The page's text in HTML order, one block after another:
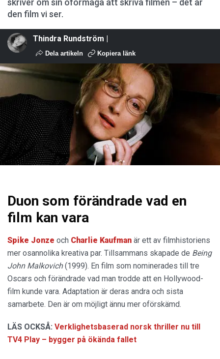
den film vi ser.
Thindra Rundström |
Dela artikeln Kopiera länk
Duon som förändrade vad en
film kan vara
Spike Jonze och Charlie Kaufman är ett av filmhistoriens
mer osannolika kreativa par. Tillsammans skapade de Being
John Malkovich(1999). En film som nominerades till tre
Oscars och förändrade vad man trodde att en Hollywood-
film kunde vara. Adaptation är deras andra och sista
samarbete. Den är om möjligt ännu mer oförskämd.
LÄS OCKSÅ: Verklighetsbaserad norsk thriller nu till
TV4 Play – bygger på ökända fallet